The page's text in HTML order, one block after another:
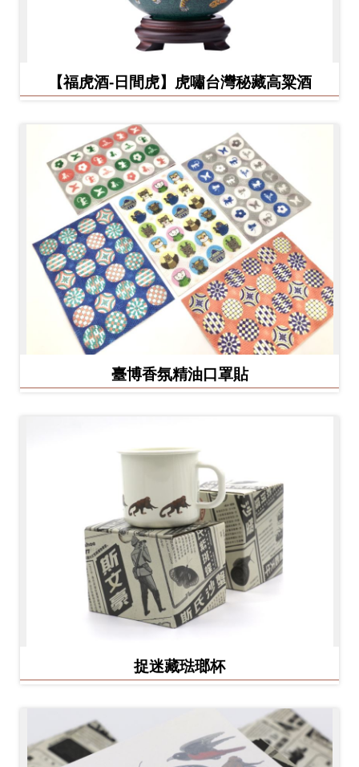
【福虎酒-日間虎】虎嘯台灣秘藏高粱酒
臺博香氛精油口罩貼
捉迷藏琺瑯杯